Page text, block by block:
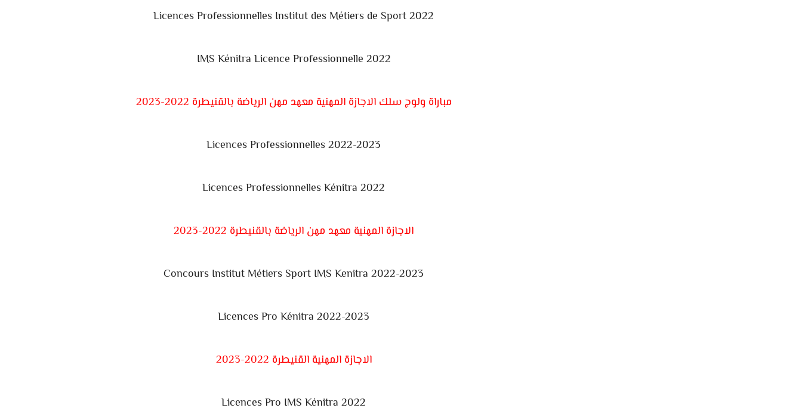
Licences Professionnelles Institut des Métiers de Sport 2022
IMS Kénitra Licence Professionnelle 2022
مباراة ولوج سلكالاجازة المهنية معهد مهن الرياضة بالقنيطرة 2022-2023
Licences Professionnelles 2022-2023
Licences Professionnelles Kénitra 2022
الاجازة المهنية معهد مهن الرياضة بالقنيطرة 2022-2023
Concours Institut Métiers Sport IMS Kenitra 2022-2023
Licences Pro Kénitra 2022-2023
الاجازة المهنية القنيطرة 2022-2023
Licences Pro IMS Kénitra 2022